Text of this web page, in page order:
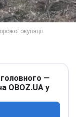
—
OBOZ.UA у